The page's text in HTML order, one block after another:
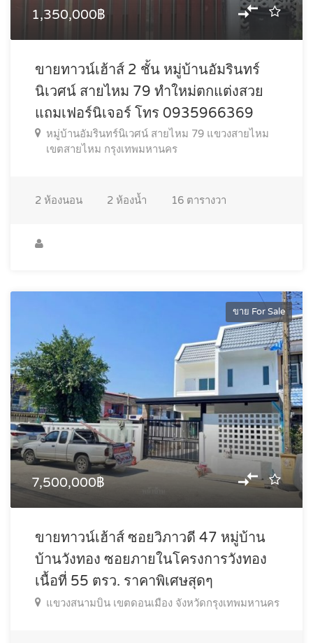
1,350,000฿
ขายทาวน์เฮ้าส์ 2 ชั้น หมู่บ้านอัมรินทร์
นิเวศน์ สายไหม 79 ทำใหม่ตกแต่งสวย
แถมเฟอร์นิเจอร์ โทร 0935966369
หมู่บ้านอัมรินทร์นิเวศน์ สายไหม 79 แขวงสายไหม
เขตสายไหม กรุงเทพมหานคร
2 ห้องนอน 2 ห้องน้ำ 16 ตารางวา
ขาย For Sale
7,500,000฿
ขายทาวน์เฮ้าส์ ซอยวิภาวดี 47 หมู่บ้าน
บ้านวังทอง ซอยภายในโครงการวังทอง
เนื้อที่ 55 ตรว. ราคาพิเศษสุดๆ
แขวงสนามบิน เขตดอนเมือง จังหวัดกรุงเทพมหานคร